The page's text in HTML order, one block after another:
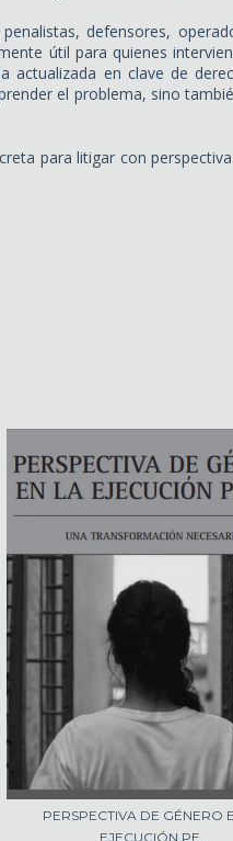
defensores,
útil para quienes
actualizada en clave de
el problema, sino
para litigar con
PERSPECTIVA DE GÉNERO
EJECUCIÓN PE...